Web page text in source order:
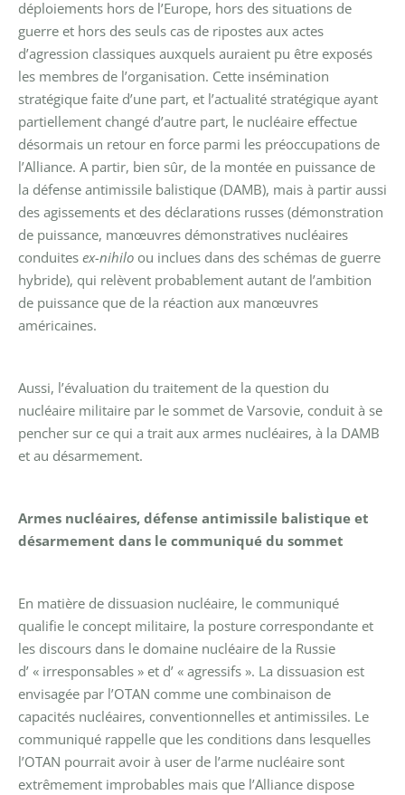
déploiements hors de l’Europe, hors des situations de
guerre et hors des seuls cas de ripostes aux actes
d’agression classiques auxquels auraient pu être exposés
les membres de l’organisation. Cette insémination
stratégique faite d’une part, et l’actualité stratégique ayant
partiellement changé d’autre part, le nucléaire effectue
désormais un retour en force parmi les préoccupations de
l’Alliance. A partir, bien sûr, de la montée en puissance de
la défense antimissile balistique (DAMB), mais à partir aussi
des agissements et des déclarations russes (démonstration
de puissance, manœuvres démonstratives nucléaires
conduites ex-nihilo ou inclues dans des schémas de guerre
hybride), qui relèvent probablement autant de l’ambition
de puissance que de la réaction aux manœuvres
américaines.
Aussi, l’évaluation du traitement de la question du
nucléaire militaire par le sommet de Varsovie, conduit à se
pencher sur ce qui a trait aux armes nucléaires, à la DAMB
et au désarmement.
Armes nucléaires, défense antimissile balistique et
désarmement dans le communiqué du sommet
En matière de dissuasion nucléaire, le communiqué
qualifie le concept militaire, la posture correspondante et
les discours dans le domaine nucléaire de la Russie
d’ « irresponsables » et d’ « agressifs ». La dissuasion est
envisagée par l’OTAN comme une combinaison de
capacités nucléaires, conventionnelles et antimissiles. Le
communiqué rappelle que les conditions dans lesquelles
l’OTAN pourrait avoir à user de l’arme nucléaire sont
extrêmement improbables mais que l’Alliance dispose